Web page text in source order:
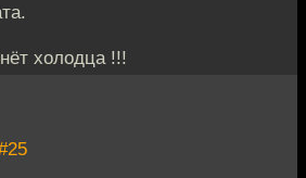
холодца !!!